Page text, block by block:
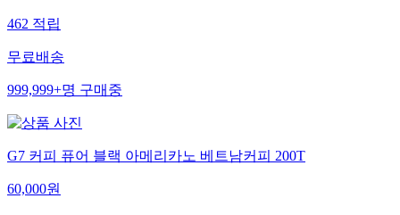
462적립
무료배송
999,999+명구매중
G7 커피 퓨어 블랙 아메리카노 베트남커피 200T
60,000원